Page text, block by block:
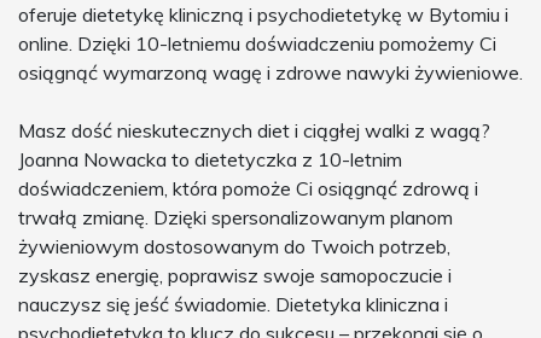
oferuje dietetykę kliniczną i psychodietetykę w Bytomiu i
online. Dzięki 10-letniemu doświadczeniu pomożemy Ci
osiągnąć wymarzoną wagę i zdrowe nawyki żywieniowe.
Masz dość nieskutecznych diet i ciągłej walki z wagą?
Joanna Nowacka to dietetyczka z 10-letnim
doświadczeniem, która pomoże Ci osiągnąć zdrową i
trwałą zmianę. Dzięki spersonalizowanym planom
żywieniowym dostosowanym do Twoich potrzeb,
zyskasz energię, poprawisz swoje samopoczucie i
nauczysz się jeść świadomie. Dietetyka kliniczna i
psychodietetyka to klucz do sukcesu – przekonaj się o